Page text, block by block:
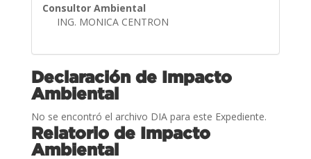
Consultor Ambiental
ING. MONICA CENTRON
Declaración de Impacto
Ambiental
No se encontró el archivo DIA para este Expediente.
Relatorio de Impacto
Ambiental